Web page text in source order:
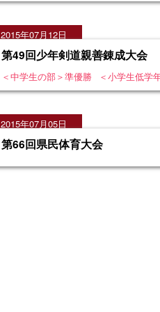
2015年07月12日
第49回少年剣道親善錬成大会
＜中学生の部＞準優勝 ＜小学生低学
2015年07月05日
第66回県民体育大会